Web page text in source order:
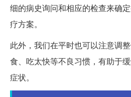
细的病史询问和相应的检查来确
疗方案。
此外，我们在平时也可以注意调
食、吃太快等不良习惯，有助于
症状。